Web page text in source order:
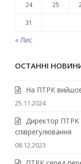
24 25
31
« Лис
ОСТАННІ
На ПТРК вийшов
25.11.2024
Директор ПТРК
співрегулювання
08.12.2023